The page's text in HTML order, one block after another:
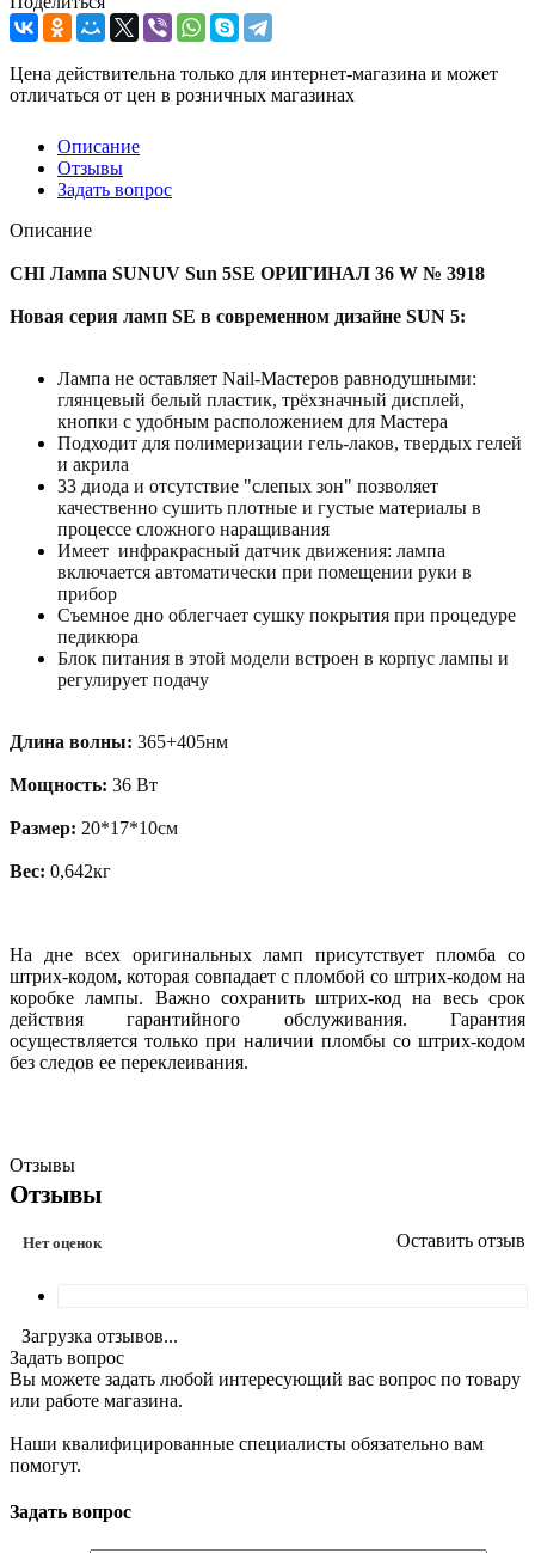
Цена действительна только для интернет-магазина и может
отличаться от цен в розничных магазинах
Описание
Отзывы
Задать вопрос
Описание
CHI Лампа SUNUV Sun 5SE ОРИГИНАЛ 36 W № 3918
Новая серия ламп SE в современном дизайне SUN 5:
Лампа не оставляет Nail-Мастеров равнодушными:
глянцевый белый пластик, трёхзначный дисплей,
кнопки с удобным расположением для Мастера
Подходит для полимеризации гель-лаков, твердых гелей
и акрила
33 диода и отсутствие "слепых зон" позволяет
качественно сушить плотные и густые материалы в
процессе сложного наращивания
Имеет инфракрасный датчик движения: лампа
включается автоматически при помещении руки в
прибор
Съемное дно облегчает сушку покрытия при процедуре
педикюра
Блок питания в этой модели встроен в корпус лампы и
регулирует подачу
Длина волны: 365+405нм
Мощность: 36 Вт
Размер: 20*17*10см
Вес: 0,642кг
На дне всех оригинальных ламп присутствует пломба со
штрих-кодом, которая совпадает с пломбой со штрих-кодом на
коробке лампы. Важно сохранить штрих-код на весь срок
действия гарантийного обслуживания. Гарантия
осуществляется только при наличии пломбы со штрих-кодом
без следов ее переклеивания.
Отзывы
Отзывы
Нет оценок Оставить отзыв
Загрузка отзывов...
Задать вопрос
Вы можете задать любой интересующий вас вопрос по товару
или работе магазина.
Наши квалифицированные специалисты обязательно вам
помогут.
Задать вопрос